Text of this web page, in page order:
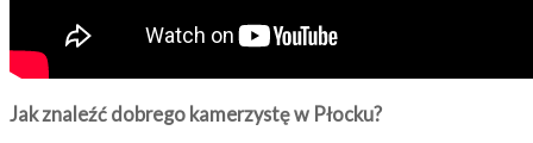
Jak znaleźć dobrego kamerzystę w Płocku?